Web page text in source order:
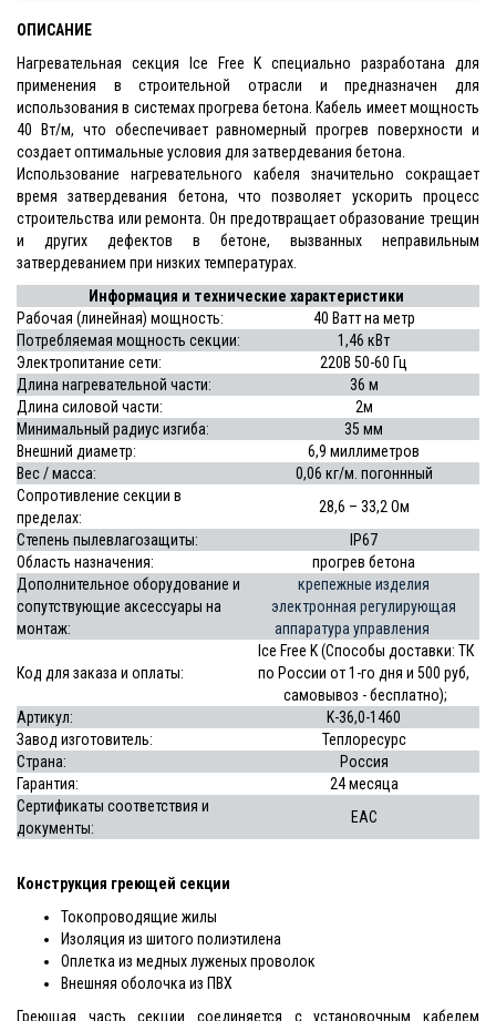
ОПИСАНИЕ
Нагревательная секция Ice Free K специально разработана для
применения в строительной отрасли и предназначен для
использования в системах прогрева бетона. Кабель имеет мощность
40 Вт/м, что обеспечивает равномерный прогрев поверхности и
создает оптимальные условия для затвердевания бетона.
Использование нагревательного кабеля значительно сокращает
время затвердевания бетона, что позволяет ускорить процесс
строительства или ремонта. Он предотвращает образование трещин
и других дефектов в бетоне, вызванных неправильным
затвердеванием при низких температурах.
Информация и технические характеристики
Рабочая (линейная) мощность:
40 Ватт на метр
Потребляемая мощность секции:
1,46 кВт
Электропитание сети:
220В 50-60 Гц
Длина нагревательной части:
36 м
Длина силовой части:
2м
Минимальный радиус изгиба:
35 мм
Внешний диаметр:
6,9 миллиметров
Вес / масса:
0,06 кг/м. погоннный
Сопротивление секции в
пределах:
28,6 – 33,2 Ом
Степень пылевлагозащиты:
IP67
Область назначения:
прогрев бетона
Дополнительное оборудование и
сопутствующие аксессуары на
монтаж:
крепежные изделия
электронная регулирующая
аппаратура управления
Код для заказа и оплаты:
Ice Free K (Способы доставки: ТК
по России от 1-го дня и 500 руб,
самовывоз - бесплатно);
Артикул:
K-36,0-1460
Завод изготовитель:
Теплоресурс
Страна:
Россия
Гарантия:
24 месяца
Сертификаты соответствия и
документы:
EAC
Конструкция греющей секции
Токопроводящие жилы
Изоляция из шитого полиэтилена
Оплетка из медных луженых проволок
Внешняя оболочка из ПВХ
Греющая часть секции соединяется с установочным кабелем